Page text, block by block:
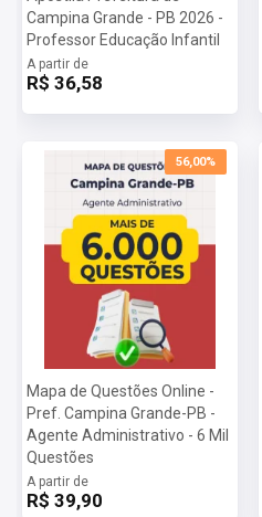
Campina Grande - PB 2026 -
Professor Educação Infantil
A partir de
R$ 36,58
56,00%
Mapa de Questões Online -
Pref. Campina Grande-PB -
Agente Administrativo - 6 Mil
Questões
A partir de
R$ 39,90